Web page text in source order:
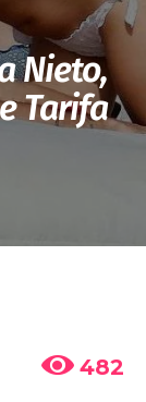
Nieto,
Tarifa
482